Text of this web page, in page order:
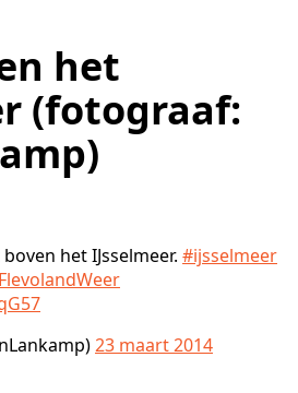
het
(fotograaf:
het IJsselmeer. #ijsselmeer
23 maart 2014